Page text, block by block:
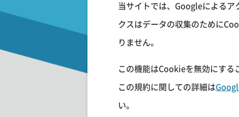
当サイトでは、Googleによる
クスはデータの収集のために
りません。
この機能はCookieを無効にする
この規約に関しての詳細は
い。